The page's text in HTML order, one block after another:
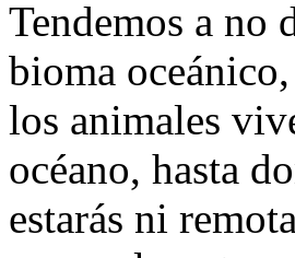
Tendemos a no
bioma
los animales
océano, hasta
estarás ni